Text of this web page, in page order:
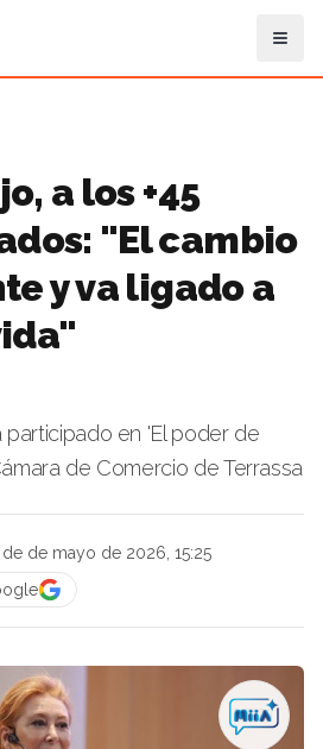
a los +45
"El cambio
y va ligado a
participado en 'El poder de
de Comercio de Terrassa
de mayo de 2026, 15:25